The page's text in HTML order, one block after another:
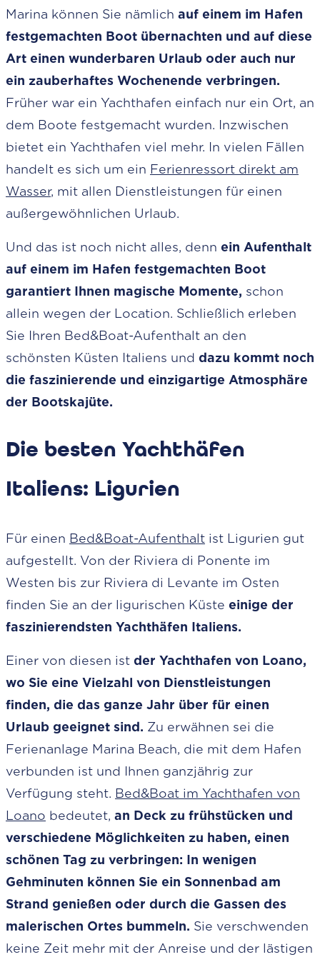
Marina können Sie nämlich auf einem im Hafen
festgemachten Boot übernachten und auf diese
Art einen wunderbaren Urlaub oder auch nur
ein zauberhaftes Wochenende verbringen.
Früher war ein Yachthafen einfach nur ein Ort, an
dem Boote festgemacht wurden. Inzwischen
bietet ein Yachthafen viel mehr. In vielen Fällen
handelt es sich um ein Ferienressort direkt am
Wasser, mit allen Dienstleistungen für einen
außergewöhnlichen Urlaub.
Und das ist noch nicht alles, denn ein Aufenthalt
auf einem im Hafen festgemachten Boot
garantiert Ihnen magische Momente, schon
allein wegen der Location. Schließlich erleben
Sie Ihren Bed&Boat-Aufenthalt an den
schönsten Küsten Italiens und dazu kommt noch
die faszinierende und einzigartige Atmosphäre
der Bootskajüte.
Die besten Yachthäfen
Italiens: Ligurien
Für einen Bed&Boat-Aufenthalt ist Ligurien gut
aufgestellt. Von der Riviera di Ponente im
Westen bis zur Riviera di Levante im Osten
finden Sie an der ligurischen Küste einige der
faszinierendsten Yachthäfen Italiens.
Einer von diesen ist der Yachthafen von Loano,
wo Sie eine Vielzahl von Dienstleistungen
finden, die das ganze Jahr über für einen
Urlaub geeignet sind. Zu erwähnen sei die
Ferienanlage Marina Beach, die mit dem Hafen
verbunden ist und Ihnen ganzjährig zur
Verfügung steht. Bed&Boat im Yachthafen von
Loano bedeutet, an Deck zu frühstücken und
verschiedene Möglichkeiten zu haben, einen
schönen Tag zu verbringen: In wenigen
Gehminuten können Sie ein Sonnenbad am
Strand genießen oder durch die Gassen des
malerischen Ortes bummeln. Sie verschwenden
keine Zeit mehr mit der Anreise und der lästigen